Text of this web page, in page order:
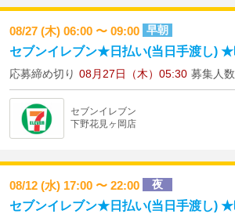
08/27 (木) 06:00 〜 09:00 早朝
セブンイレブン★日払い(当日手渡し) ★
応募締め切り 08月27日（木）05:30 募集人数
セブンイレブン
下野花見ヶ岡店
08/12 (水) 17:00 〜 22:00 夜
セブンイレブン★日払い(当日手渡し) ★